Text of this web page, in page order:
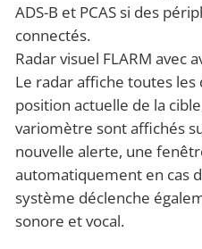
ADS-B et PCAS si des
connectés.
Radar visuel FLARM avec
Le radar affiche toutes les
position actuelle de la
variomètre sont affichés
nouvelle alerte, une
automatiquement en cas
système déclenche
sonore et vocal.